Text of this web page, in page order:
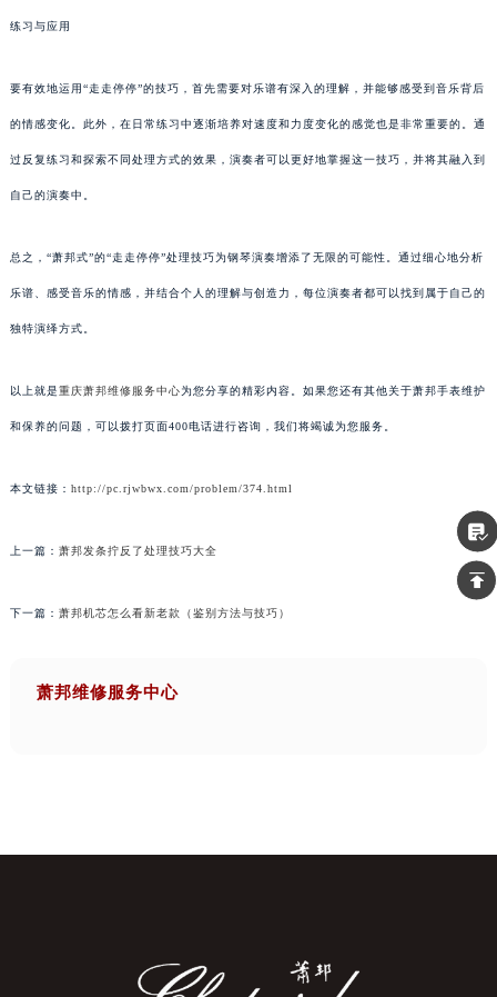
练习与应用
要有效地运用“走走停停”的技巧，首先需要对乐谱有深入的理解，并能够感受到音乐背后
的情感变化。此外，在日常练习中逐渐培养对速度和力度变化的感觉也是非常重要的。通
过反复练习和探索不同处理方式的效果，演奏者可以更好地掌握这一技巧，并将其融入到
自己的演奏中。
总之，“萧邦式”的“走走停停”处理技巧为钢琴演奏增添了无限的可能性。通过细心地分析
乐谱、感受音乐的情感，并结合个人的理解与创造力，每位演奏者都可以找到属于自己的
独特演绎方式。
以上就是重庆萧邦维修服务中心为您分享的精彩内容。如果您还有其他关于萧邦手表维护
和保养的问题，可以拨打页面400电话进行咨询，我们将竭诚为您服务。
本文链接： http://pc.rjwbwx.com/problem/374.html
上一篇： 萧邦发条拧反了处理技巧大全
下一篇： 萧邦机芯怎么看新老款（鉴别方法与技巧）
萧邦维修服务中心